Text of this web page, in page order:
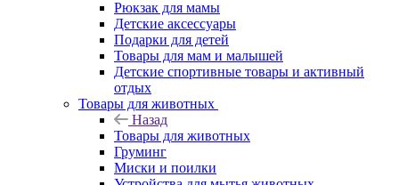
Рюкзак для мамы
Детские аксессуары
Подарки для детей
Товары для мам и малышей
Детские спортивные товары и активный
отдых
Товары для животных
Назад
Товары для животных
Груминг
Миски и поилки